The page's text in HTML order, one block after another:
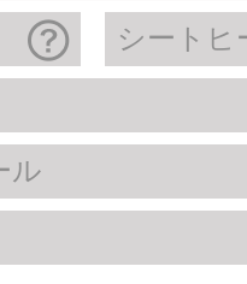
シートヒ
ル